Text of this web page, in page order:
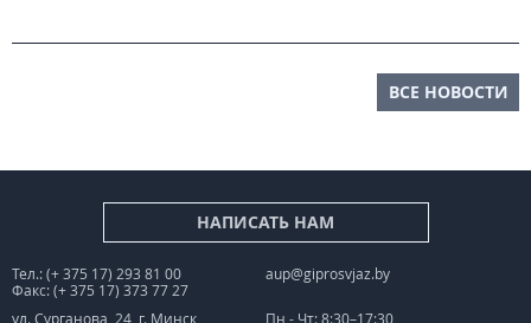
ВСЕ НОВОСТИ
НАПИСАТЬ НАМ
Тел.: (+ 375 17) 293 81 00
Факс: (+ 375 17) 373 77 27
aup@giprosvjaz.by
ул. Сурганова, 24, г. Минск Пн - Чт: 8:30–17:30